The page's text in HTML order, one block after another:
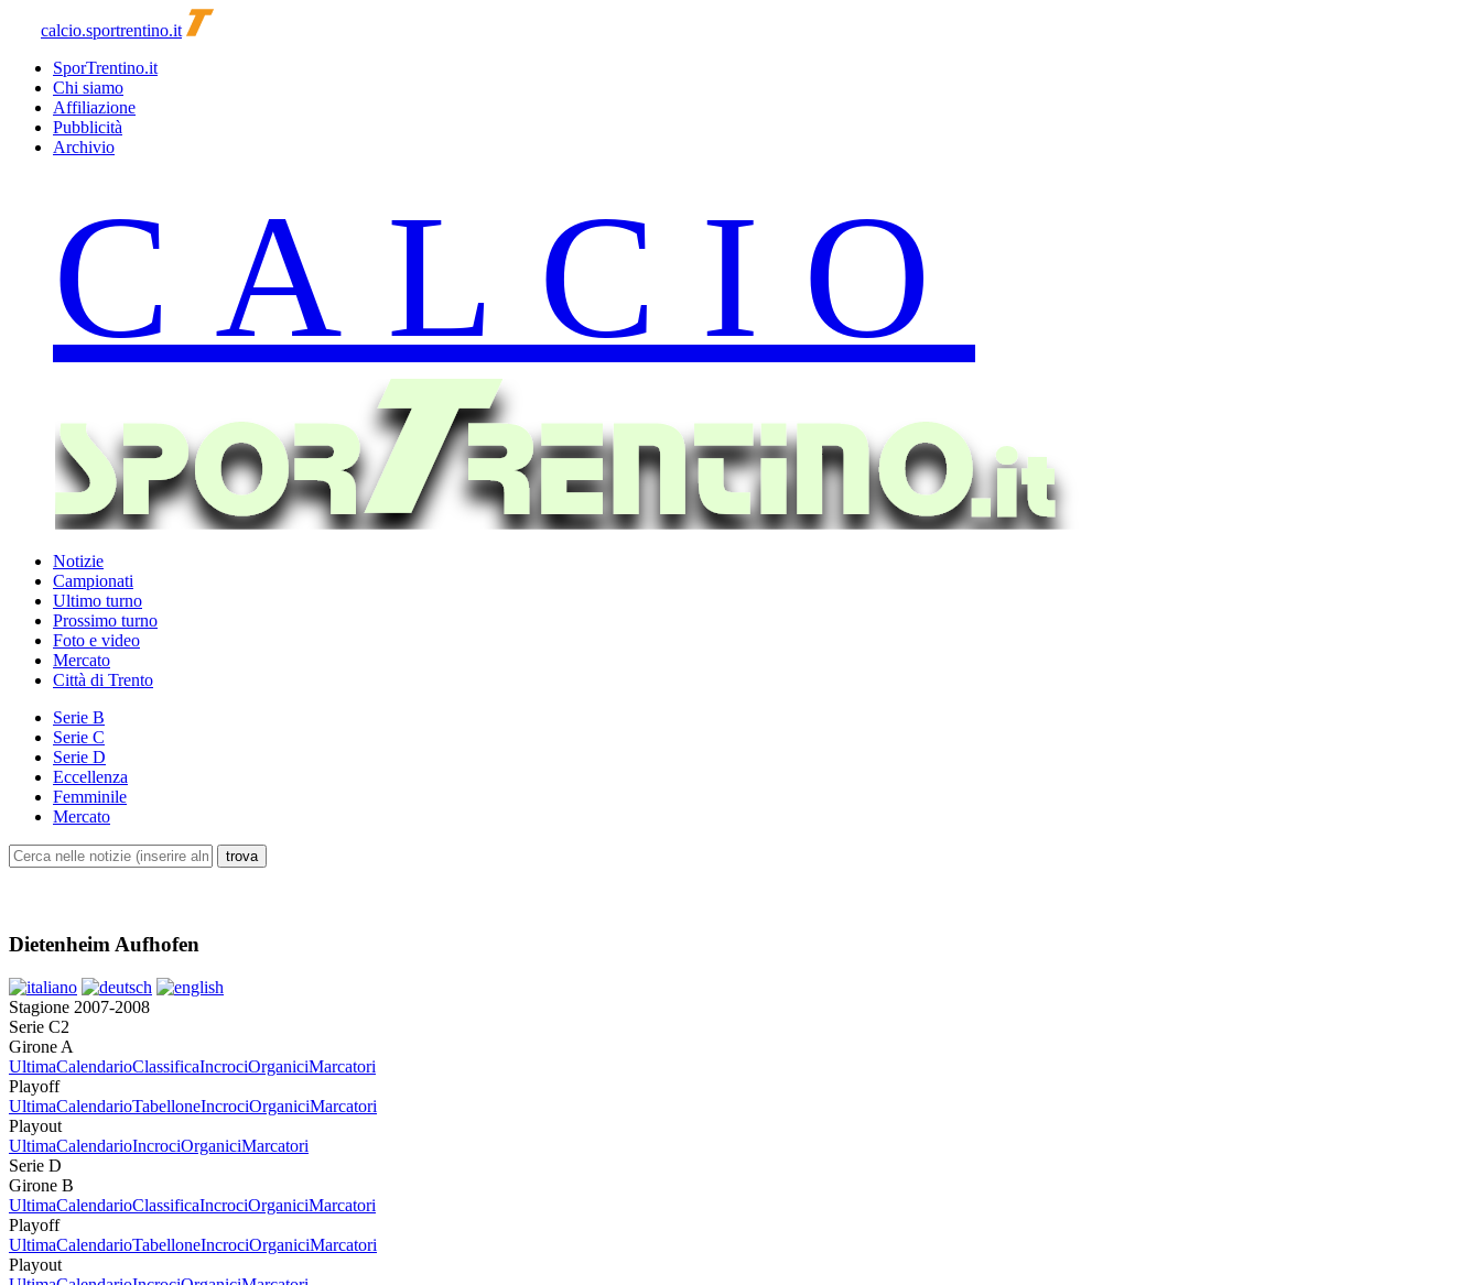
calcio.sportrentino.it
SporTrentino.it
Chi siamo
Affiliazione
Pubblicità
Archivio
Notizie
Campionati
Ultimo turno
Prossimo turno
Foto e video
Mercato
Città di Trento
Serie B
Serie C
Serie D
Eccellenza
Femminile
Mercato
Dietenheim Aufhofen
Stagione 2007-2008
Serie C2
Girone A
UltimaCalendarioClassificaIncrociOrganiciMarcatori
Playoff
UltimaCalendarioTabelloneIncrociOrganiciMarcatori
Playout
UltimaCalendarioIncrociOrganiciMarcatori
Serie D
Girone B
UltimaCalendarioClassificaIncrociOrganiciMarcatori
Playoff
UltimaCalendarioTabelloneIncrociOrganiciMarcatori
Playout